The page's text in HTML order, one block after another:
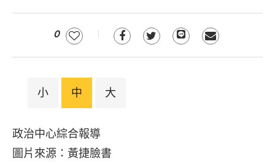
0
小 中 大
政治中心綜合報導
圖片來源：黃捷臉書